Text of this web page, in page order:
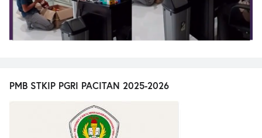
PMB STKIP PGRI PACITAN 2025-2026